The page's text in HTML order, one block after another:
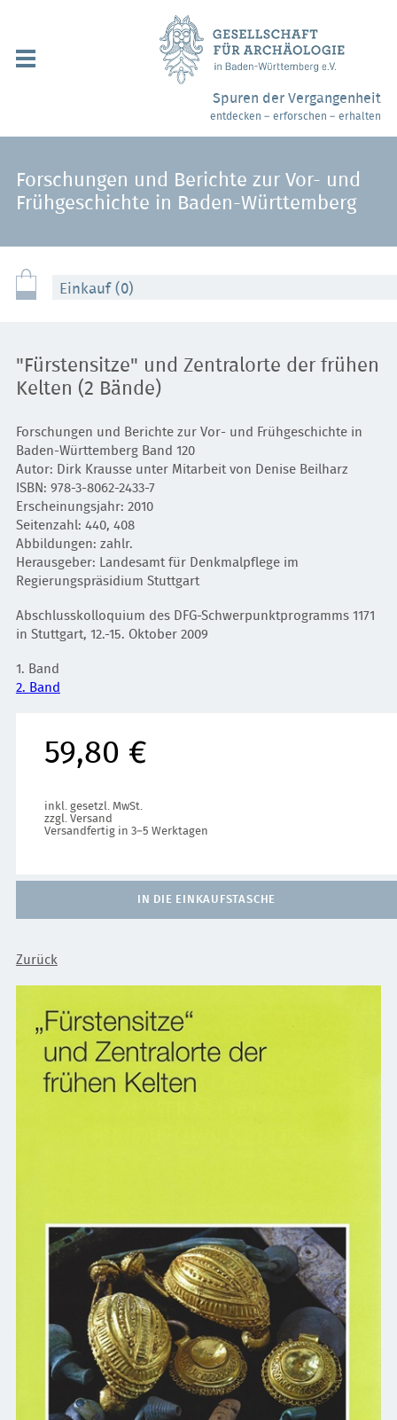
Über uns / Mitgliedschaft
Partner / Links
Archäologiemuseen
Spuren der Vergangenheit
entdecken – erforschen – erhalten
Forschungen und Berichte zur Vor- und
Frühgeschichte in Baden-Württemberg
Einkauf (0)
"Fürstensitze" und Zentralorte der frühen
Kelten (2 Bände)
Forschungen und Berichte zur Vor- und Frühgeschichte in
Baden-Württemberg Band 120
Autor: Dirk Krausse unter Mitarbeit von Denise Beilharz
ISBN: 978-3-8062-2433-7
Erscheinungsjahr: 2010
Seitenzahl: 440, 408
Abbildungen: zahlr.
Herausgeber: Landesamt für Denkmalpflege im
Regierungspräsidium Stuttgart
Abschlusskolloquium des DFG-Schwerpunktprogramms 1171
in Stuttgart, 12.-15. Oktober 2009
1. Band
2. Band
59,80 €
inkl. gesetzl. MwSt.
zzgl. Versand
Versandfertig in 3–5 Werktagen
IN DIE EINKAUFSTASCHE
Zurück